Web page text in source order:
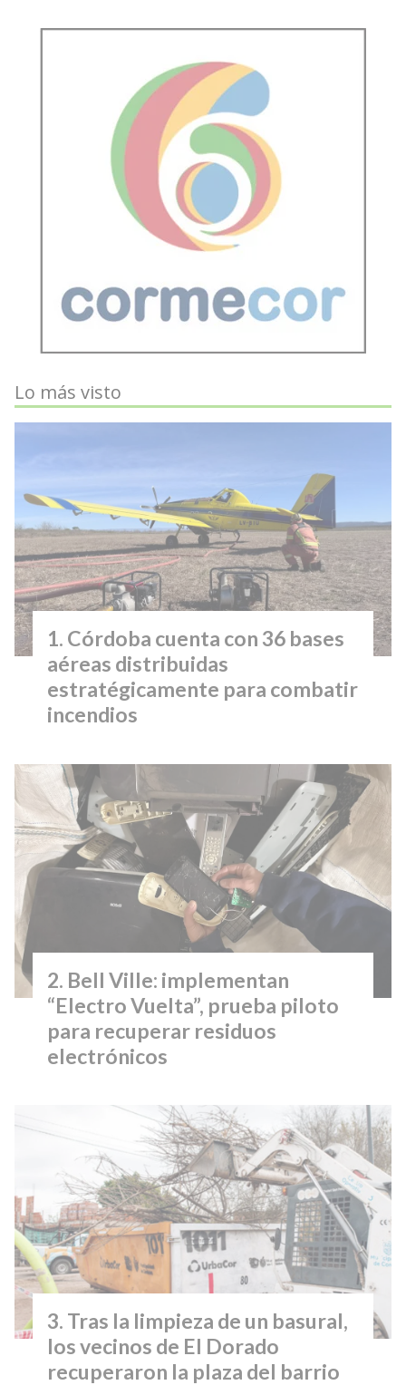
Lo más visto
Córdoba cuenta con 36 bases
aéreas distribuidas
estratégicamente para combatir
incendios
Bell Ville: implementan
“Electro Vuelta”, prueba piloto
para recuperar residuos
electrónicos
Tras la limpieza de un basural,
los vecinos de El Dorado
recuperaron la plaza del barrio